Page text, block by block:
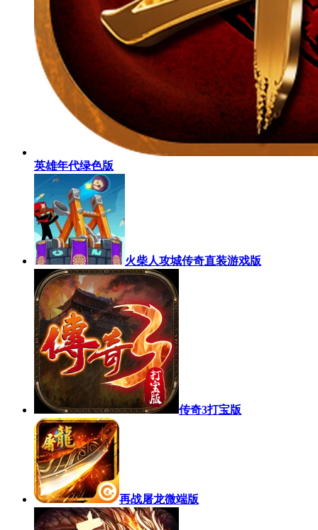
英雄年代绿色版
火柴人攻城传奇直装游戏版
传奇3打宝版
再战屠龙微端版